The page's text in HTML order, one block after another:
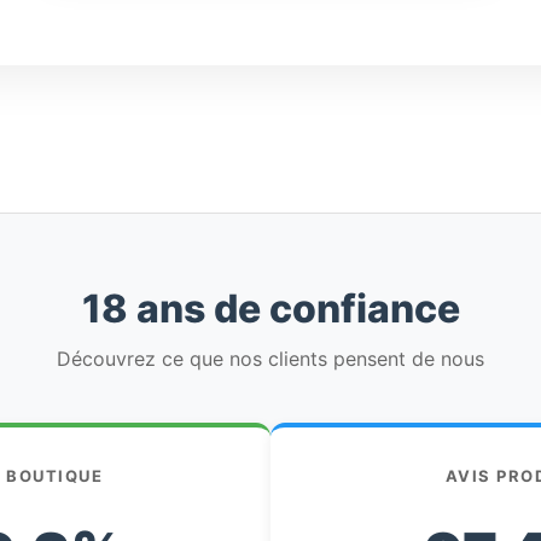
18 ans de confiance
Découvrez ce que nos clients pensent de nous
AVIS